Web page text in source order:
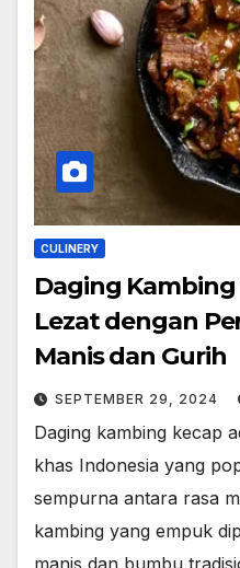
CULINERY
Daging
Lezat dengan
Manis dan Gurih
SEPTEMBER 29, 2024
Daging kambing kecap
khas Indonesia yang
sempurna antara rasa
kambing yang empuk